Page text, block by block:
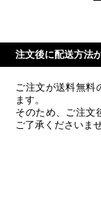
注文後に配送方法
ご注文が送料無料
ます。
そのため、ご注文
ご了承くださいませ